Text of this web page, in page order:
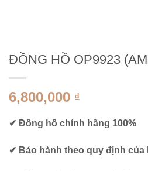
ĐỒNG HỒ OP9923
6,800,000 ₫
✔ Đồng hồ chính hãng 100%
✔ Bảo hành theo quy định của